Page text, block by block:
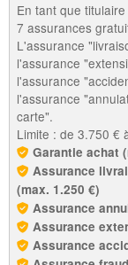
En tant que
7 assurances
L'assurance
l'assurance
l'assurance
l'assurance
carte".
Limite : de 3.750 €
Garantie achat
Assurance
(max. 1.250 €)
Assurance
Assurance
Assurance